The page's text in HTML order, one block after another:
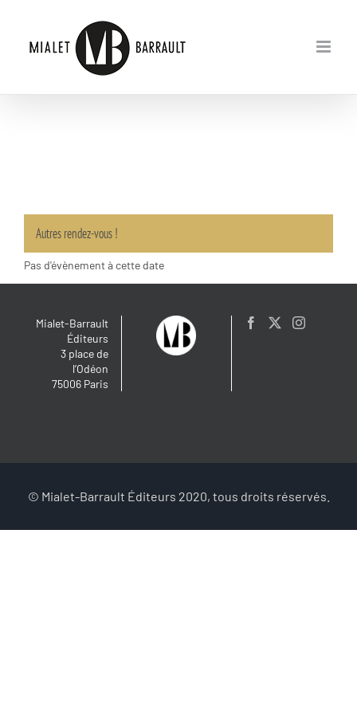
Autres rendez-vous !
Pas d'évènement à cette date
Mialet-Barrault
Éditeurs
3 place de
l’Odéon
75006 Paris
© Mialet-Barrault Éditeurs 2020, tous droits réservés.